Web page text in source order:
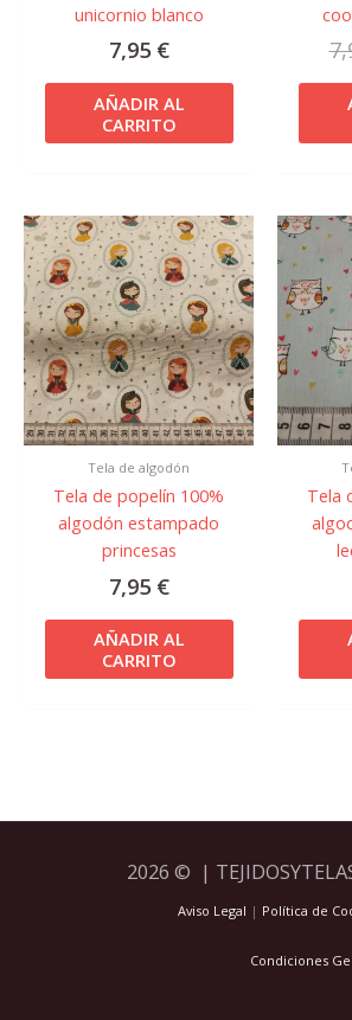
unicornio blanco
7,95 €
AÑADIR AL
CARRITO
Tela de algodón
Tela de popelín 100%
algodón estampado
princesas
7,95 €
AÑADIR AL
CARRITO
Tela
2026 © |
Aviso Legal | Política de
Condiciones